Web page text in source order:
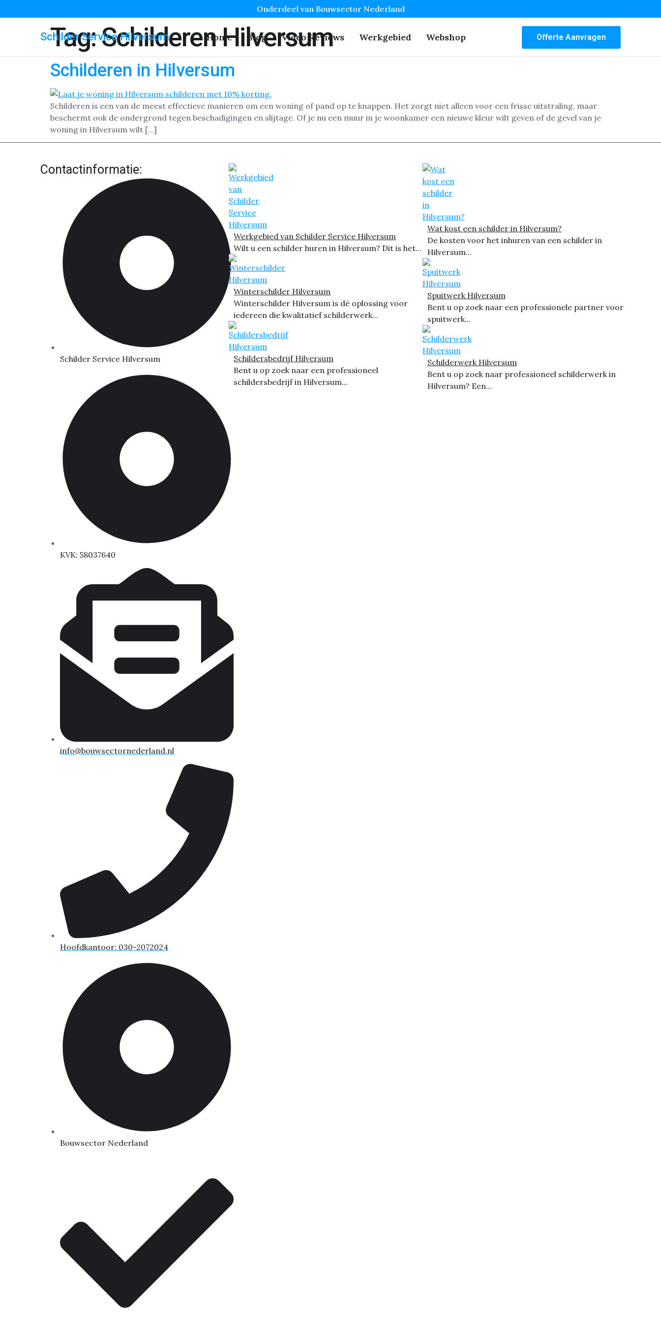
Onderdeel van Bouwsector Nederland
Schilder Service Hilversum Home Blog Video Reviews Werkgebied Webshop Offerte Aanvragen
Tag:Schilderen Hilversum
Schilderen in Hilversum
Schilderen is een van de meest effectieve manieren om een woning of pand op te knappen. Het zorgt niet alleen voor een frisse uitstraling, maar
beschermt ook de ondergrond tegen beschadigingen en slijtage. Of je nu een muur in je woonkamer een nieuwe kleur wilt geven of de gevel van je
woning in Hilversum wilt […]
Contactinformatie:
Schilder Service Hilversum
KVK: 58037640
info@bouwsectornederland.nl
Hoofdkantoor: 030-2072024
Bouwsector Nederland
Werkgebied van Schilder Service Hilversum
Wilt u een schilder huren in Hilversum? Dit is het...
Winterschilder Hilversum
Winterschilder Hilversum is dé oplossing voor
iedereen die kwalitatief schilderwerk...
Schildersbedrijf Hilversum
Bent u op zoek naar een professioneel
schildersbedrijf in Hilversum...
Wat kost een schilder in Hilversum?
De kosten voor het inhuren van een schilder in
Hilversum...
Spuitwerk Hilversum
Bent u op zoek naar een professionele partner voor
spuitwerk...
Schilderwerk Hilversum
Bent u op zoek naar professioneel schilderwerk in
Hilversum? Een...